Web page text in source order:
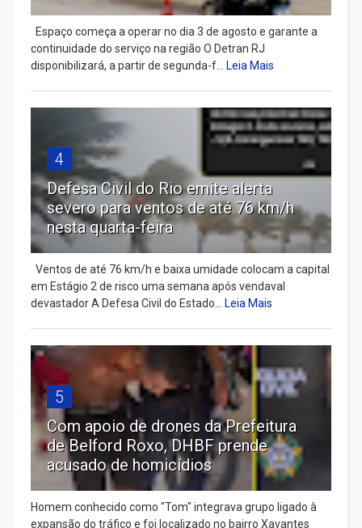
Espaço começa a operar no dia 3 de agosto e garante a
continuidade do serviço na região O Detran RJ
disponibilizará, a partir de segunda-f...
Leia Mais
4
Defesa Civil do Rio emite alerta
severo para ventos de até 76 km/h
nesta quarta-feira
Ventos de até 76 km/h e baixa umidade colocam a capital
em Estágio 2 de risco uma semana após vendaval
devastador A Defesa Civil do Estado...
Leia Mais
5
Com apoio de drones da Prefeitura
de Belford Roxo, DHBF prende
acusado de homicídios
Homem conhecido como "Tom" integrava grupo ligado à
expansão do tráfico e foi localizado no bairro Xavantes